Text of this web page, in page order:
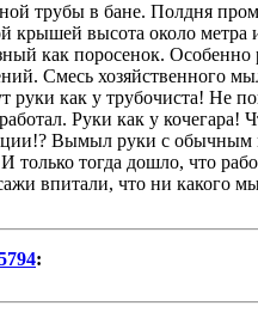
трубы в бане. Полдня
высота около метра
как поросенок.
Смесь хозяйственного
руки как у трубочиста! Не
Руки как у кочегара!
Вымыл руки с обычным
только тогда дошло, что
впитали, что ни какого
: